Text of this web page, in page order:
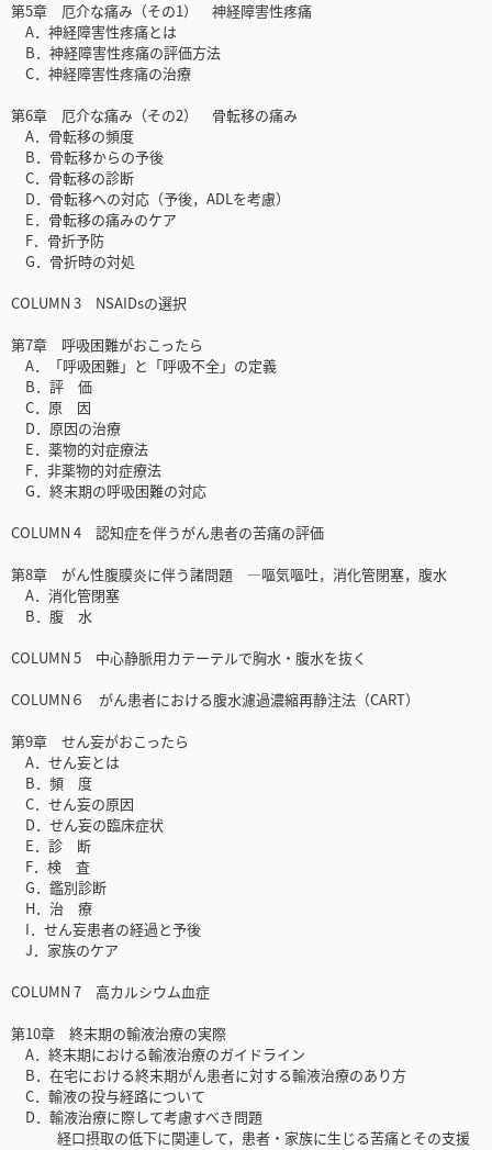
第5章 厄介な痛み（その1） 神経障害性疼痛
A．神経障害性疼痛とは
B．神経障害性疼痛の評価方法
C．神経障害性疼痛の治療
第6章 厄介な痛み（その2） 骨転移の痛み
A．骨転移の頻度
B．骨転移からの予後
C．骨転移の診断
D．骨転移への対応（予後，ADLを考慮）
E．骨転移の痛みのケア
F．骨折予防
G．骨折時の対処
COLUMN 3 NSAIDsの選択
第7章 呼吸困難がおこったら
A．「呼吸困難」と「呼吸不全」の定義
B．評 価
C．原 因
D．原因の治療
E．薬物的対症療法
F．非薬物的対症療法
G．終末期の呼吸困難の対応
COLUMN 4 認知症を伴うがん患者の苦痛の評価
第8章 がん性腹膜炎に伴う諸問題 —嘔気嘔吐，消化管閉塞，腹水
A．消化管閉塞
B．腹 水
COLUMN 5 中心静脈用カテーテルで胸水・腹水を抜く
COLUMN６ がん患者における腹水濾過濃縮再静注法（CART）
第9章 せん妄がおこったら
A．せん妄とは
B．頻 度
C．せん妄の原因
D．せん妄の臨床症状
E．診 断
F．検 査
G．鑑別診断
H．治 療
I．せん妄患者の経過と予後
J．家族のケア
COLUMN 7 高カルシウム血症
第10章 終末期の輸液治療の実際
A．終末期における輸液治療のガイドライン
B．在宅における終末期がん患者に対する輸液治療のあり方
C．輸液の投与経路について
D．輸液治療に際して考慮すべき問題
経口摂取の低下に関連して，患者・家族に生じる苦痛とその支援